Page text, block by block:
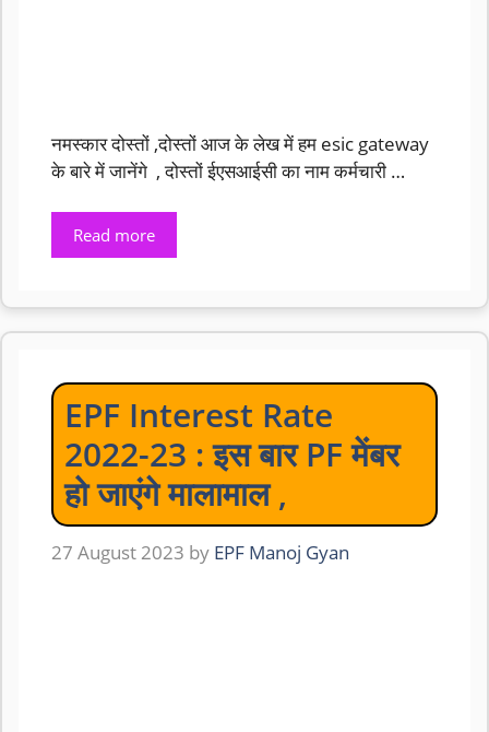
नमस्कार दोस्तों ,दोस्तों आज के लेख में हम esic gateway
के बारे में जानेंगे , दोस्तों ईएसआईसी का नाम कर्मचारी …
Read more
EPF Interest Rate
2022-23 : इस बार PF मेंबर
हो जाएंगे मालामाल ,
27 August 2023 by EPF Manoj Gyan